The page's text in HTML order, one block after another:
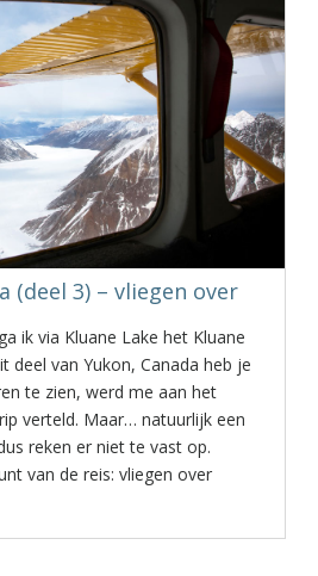
(deel 3) – vliegen over
ik via Kluane Lake het Kluane
deel van Yukon, Canada heb je
te zien, werd me aan het
verteld. Maar… natuurlijk een
reken er niet te vast op.
van de reis: vliegen over